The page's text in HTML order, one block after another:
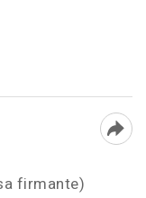
firmante)